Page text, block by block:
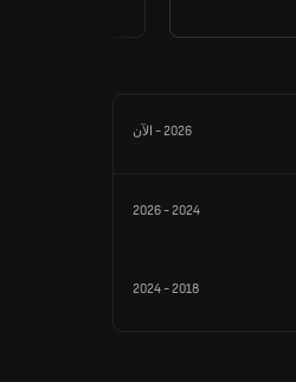
2026
- الآن
2024
-
2026
2018
-
2024